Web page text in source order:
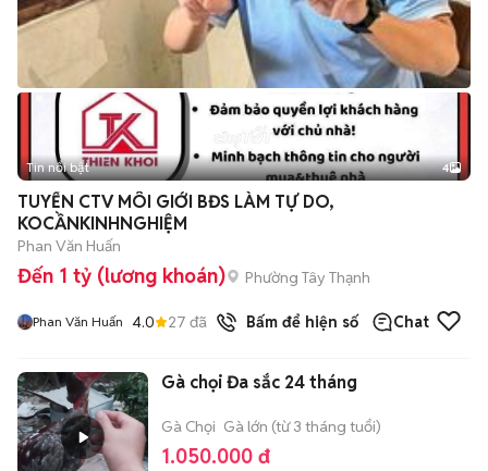
Tin nổi bật 4
TUYỂN CTV MÔI GIỚI BĐS LÀM TỰ DO,
KOCẦNKINHNGHIỆM
Phan Văn Huấn
Đến 1 tỷ (lương khoán) Phường Tây Thạnh
Phan Văn Huấn 4.0 27 đã bán Bấm để hiện số Chat
Gà chọi Đa sắc 24 tháng
Gà Chọi Gà lớn (từ 3 tháng tuổi)
1.050.000 đ